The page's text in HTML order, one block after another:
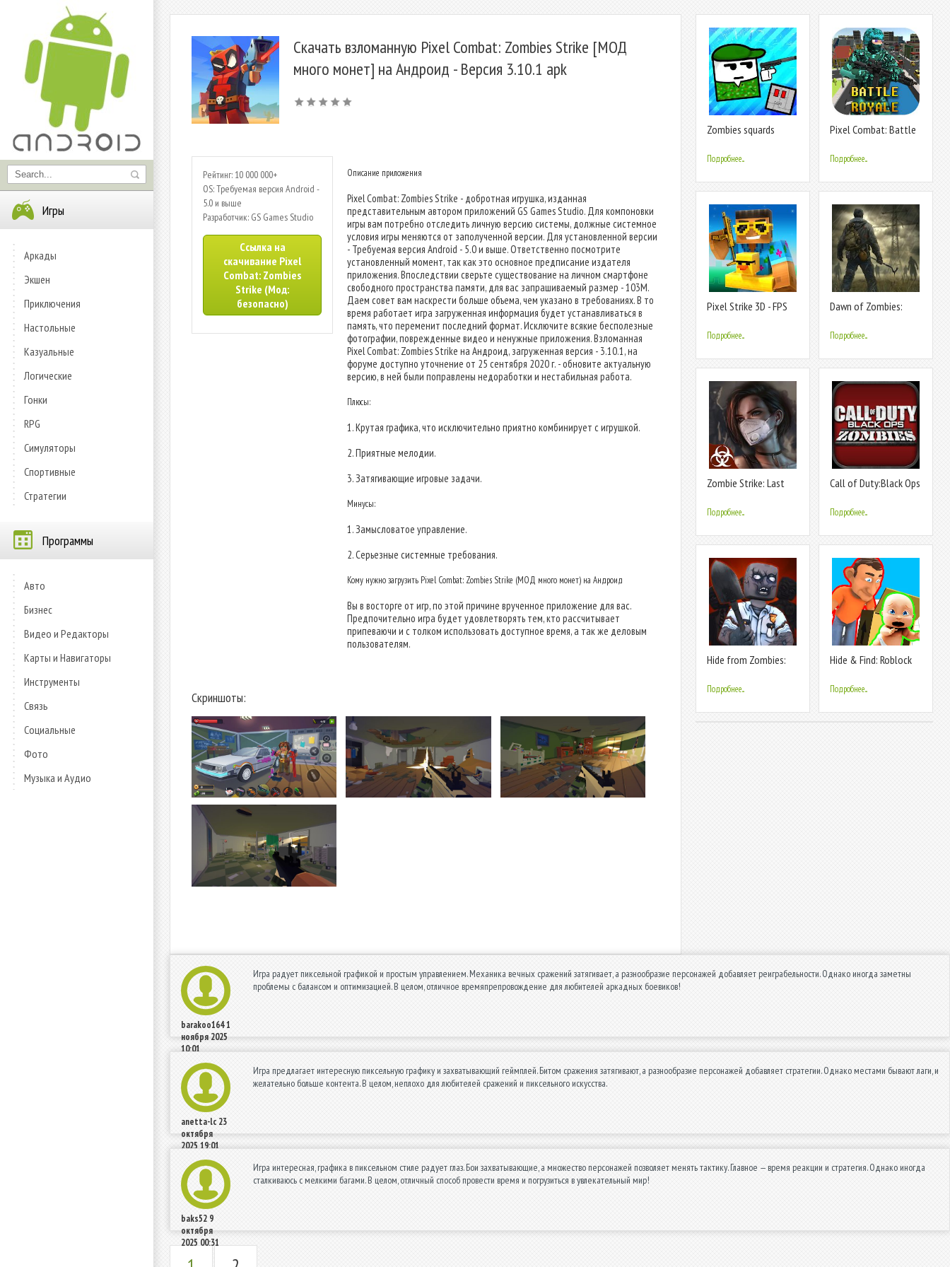
Игры
Аркады
Экшен
Приключения
Настольные
Казуальные
Логические
Гонки
RPG
Симуляторы
Спортивные
Стратегии
Программы
Авто
Бизнес
Видео и Редакторы
Карты и Навигаторы
Инструменты
Связь
Социальные
Фото
Музыка и Аудио
Скачать взломанную Pixel Combat: Zombies Strike [МОД
много монет] на Андроид - Версия 3.10.1 apk
Рейтинг: 10 000 000+
OS: Требуемая версия Android -
5.0 и выше
Разработчик: GS Games Studio
Ссылка на
скачивание Pixel
Combat: Zombies
Strike (Мод:
безопасно)
Описание приложения
Pixel Combat: Zombies Strike - добротная игрушка, изданная
представительным автором приложений GS Games Studio. Для компоновки
игры вам потребно отследить личную версию системы, должные системное
условия игры меняются от заполученной версии. Для установленной версии
- Требуемая версия Android - 5.0 и выше. Ответственно посмотрите
установленный момент, так как это основное предписание издателя
приложения. Впоследствии сверьте существование на личном смартфоне
свободного пространства памяти, для вас запрашиваемый размер - 103M.
Даем совет вам наскрести больше объема, чем указано в требованиях. В то
время работает игра загруженная информация будет устанавливаться в
память, что переменит последний формат. Исключите всякие бесполезные
фотографии, поврежденные видео и ненужные приложения. Взломанная
Pixel Combat: Zombies Strike на Андроид, загруженная версия - 3.10.1, на
форуме доступно уточнение от 25 сентября 2020 г. - обновите актуальную
версию, в ней были поправлены недоработки и нестабильная работа.
Плюсы:
1. Крутая графика, что исключительно приятно комбинирует с игрушкой.
2. Приятные мелодии.
3. Затягивающие игровые задачи.
Минусы:
1. Замысловатое управление.
2. Серьезные системные требования.
Кому нужно загрузить Pixel Combat: Zombies Strike (МОД много монет) на Андроид
Вы в восторге от игр, по этой причине врученное приложение для вас.
Предпочительно игра будет удовлетворять тем, кто рассчитывает
припеваючи и с толком использовать доступное время, а так же деловым
пользователям.
Скриншоты:
Zombies squards
Подробнее...
Pixel Combat: Battle
Подробнее...
Pixel Strike 3D - FPS
Подробнее...
Dawn of Zombies:
онлайн)
Подробнее...
Zombie Strike: Last
(AFK RPG)
Подробнее...
Call of Duty:Black Ops
Подробнее...
Hide from Zombies:
Подробнее...
Hide & Find: Roblock
Подробнее...
barakoo1641
ноября 2025
10:01
Игра радует пиксельной графикой и простым управлением. Механика вечных сражений затягивает, а разнообразие персонажей добавляет реиграбельности. Однако иногда заметны
проблемы с балансом и оптимизацией. В целом, отличное времяпрепровождение для любителей аркадных боевиков!
anetta-lc 23
октября
2025 19:01
Игра предлагает интересную пиксельную графику и захватывающий геймплей. Битом сражения затягивают, а разнообразие персонажей добавляет стратегии. Однако местами бывают лаги, и
желательно больше контента. В целом, неплохо для любителей сражений и пиксельного искусства.
baks52 9
октября
2025 00:31
Игра интересная, графика в пиксельном стиле радует глаз. Бои захватывающие, а множество персонажей позволяет менять тактику. Главное — время реакции и стратегия. Однако иногда
сталкиваюсь с мелкими багами. В целом, отличный способ провести время и погрузиться в увлекательный мир!